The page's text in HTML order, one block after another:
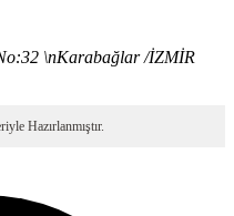
\nKarabağlar /İZMİR
Hazırlanmıştır.